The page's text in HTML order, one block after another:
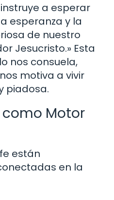
instruye a esperar
esperanza y la
de nuestro
Jesucristo.» Esta
nos consuela,
motiva a vivir
piadosa.
como Motor
están
en la